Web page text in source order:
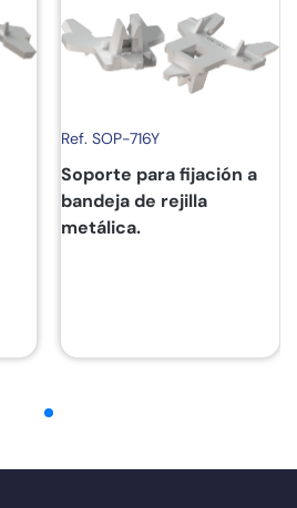
Ref. SOP-716Y
Soporte para fijación a
bandeja de rejilla
metálica.